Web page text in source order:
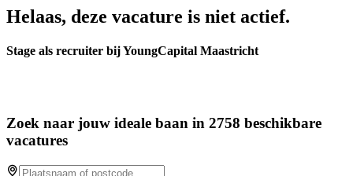
Helaas, deze vacature is niet actief.
Stage als recruiter bij YoungCapital Maastricht
Zoek naar jouw ideale baan in 2758 beschikbare
vacatures